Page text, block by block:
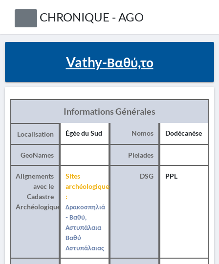
CHRONIQUE - AGO
Vathy-Βαθύ,το
Informations Générales
Localisation Égée du Sud Nomos Dodécanèse
GeoNames Pleiades
Alignements
avec le
Cadastre
Archéologique
Sites
archéologiques
:
Δρακοσπηλιά
- Βαθύ,
Αστυπάλαια
Βαθύ
Αστυπάλαιας
DSG PPL